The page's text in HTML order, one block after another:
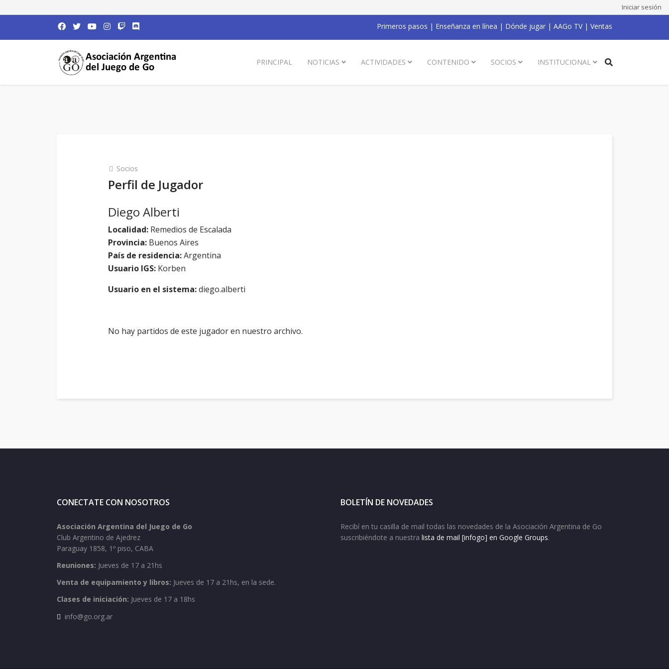
Iniciar sesión
Primeros pasos | Enseñanza en línea | Dónde jugar | AAGo TV| Ventas
PRINCIPAL NOTICIAS ACTIVIDADES CONTENIDO SOCIOS INSTITUCIONAL
Socios
Perfil de Jugador
Diego Alberti
Localidad: Remedios de Escalada
Provincia: Buenos Aires
País de residencia:Argentina
Usuario IGS: Korben
Usuario en el sistema:diego.alberti
No hay partidos de este jugador en nuestro archivo.
CONECTATE CON NOSOTROS
Asociación Argentina del Juego de Go
Club Argentino de Ajedrez
Paraguay 1858, 1º piso, CABA
Reuniones: Jueves de 17 a 21hs
Venta de equipamiento y libros: Jueves de 17 a 21hs, en la sede.
Clases de iniciación: Jueves de 17 a 18hs
info@go.org.ar
BOLETÍN DE NOVEDADES
Recibí en tu casilla de mail todas las novedades de la Asociación Argentina de Go
suscribiéndote a nuestra lista de mail [infogo] en Google Groups.